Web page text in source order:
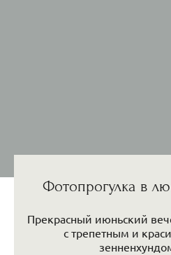
Фотопрогулка в
Прекрасный июньский
с трепетным и